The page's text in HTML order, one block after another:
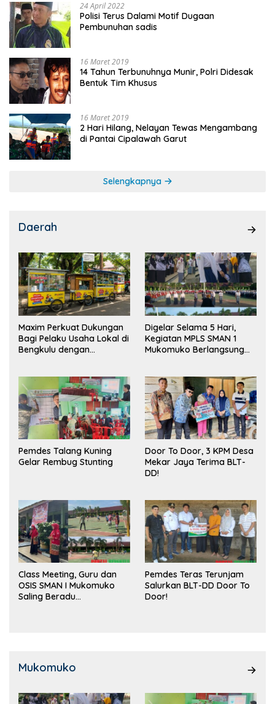
24 April 2022
Polisi Terus Dalami Motif Dugaan
Pembunuhan sadis
16 Maret 2019
14 Tahun Terbunuhnya Munir, Polri Didesak
Bentuk Tim Khusus
16 Maret 2019
2 Hari Hilang, Nelayan Tewas Mengambang
di Pantai Cipalawah Garut
Selengkapnya
Daerah
Maxim Perkuat Dukungan
Bagi Pelaku Usaha Lokal di
Bengkulu dengan
Pasar
Digelar Selama 5 Hari,
Kegiatan MPLS SMAN 1
Mukomuko Berlangsung
Pemdes Talang Kuning
Gelar Rembug Stunting
Door To Door, 3 KPM Desa
Mekar Jaya Terima BLT-
DD!
Class Meeting, Guru dan
OSIS SMAN I Mukomuko
Saling Beradu
Pemdes Teras Terunjam
Salurkan BLT-DD Door To
Door!
Mukomuko